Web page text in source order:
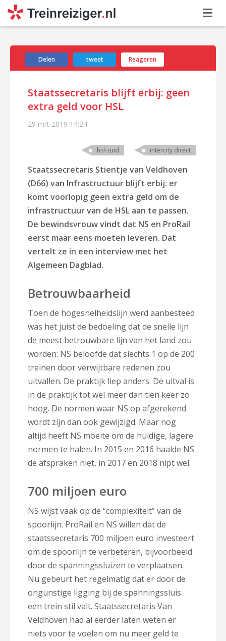
Delen tweet Reageren
Staatssecretaris blijft erbij: geen
extra geld voor HSL
29 mrt 2019 14:24
hsl-zuid intercity direct
Staatssecretaris Stientje van Veldhoven
(D66) van Infrastructuur blijft erbij: er
komt voorlopig geen extra geld om de
infrastructuur van de HSL aan te passen.
De bewindsvrouw vindt dat NS en ProRail
eerst maar eens moeten leveren. Dat
vertelt ze in een interview met het
Algemeen Dagblad.
Betrouwbaarheid
Toen de hogesnelheidslijn werd aanbesteed
was het juist de bedoeling dat de snelle lijn
de meest betrouwbare lijn van het land zou
worden: NS beloofde dat slechts 1 op de 200
treinen door verwijtbare redenen zou
uitvallen. De praktijk liep anders. De uitval is
in de praktijk tot wel meer dan tien keer zo
hoog. De normen waar NS op afgerekend
wordt zijn dan ook gewijzigd. Maar nog
altijd heeft NS moeite om de huidige, lagere
normen te halen. In 2015 en 2016 haalde NS
de afspraken niet, in 2017 en 2018 nipt wel.
700 miljoen euro
NS wijst vaak op de “complexiteit” van de
spoorlijn. ProRail en NS willen dat de
staatssecretaris 700 miljoen euro investeert
om de spoorlijn te verbeteren, bijvoorbeeld
door de spanningssluizen te verplaatsen.
Nu gebeurt het regelmatig dat er door de
ongunstige ligging bij de spanningssluis
een trein stil valt. Staatssecretaris Van
Veldhoven had al eerder laten weten er
niets voor te voelen om nu meer geld te